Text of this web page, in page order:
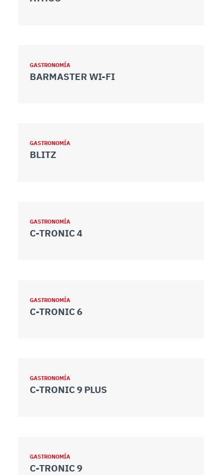
GASTRONOMÍA
BARMASTER WI-FI
GASTRONOMÍA
BLITZ
GASTRONOMÍA
C-TRONIC 4
GASTRONOMÍA
C-TRONIC 6
GASTRONOMÍA
C-TRONIC 9 PLUS
GASTRONOMÍA
C-TRONIC 9